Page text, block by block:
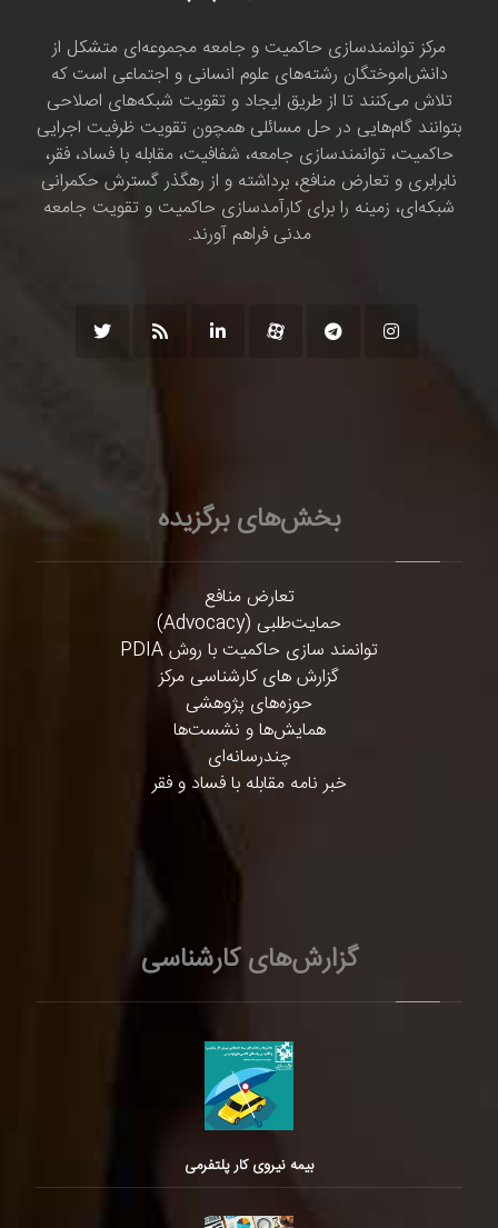
مرکز توانمندسازی حاکمیت و جامعه مجموعه‌ای متشکل از
دانش‌اموختگان رشته‌های علوم انسانی و اجتماعی است که
تلاش می‌کنند تا از طریق ایجاد و تقویت شبکه‌های اصلاحی
بتوانند گام‌هایی در حل مسائلی همچون تقویت ظرفیت اجرایی
حاکمیت، توانمندسازی جامعه، شفافیت، مقابله با فساد، فقر،
نابرابری و تعارض منافع، برداشته و از رهگذر گسترش حکمرانی
شبکه‌ای، زمینه را برای کارآمدسازی حاکمیت و تقویت جامعه
مدنی فراهم آورند.
بخش‌های برگزیده
تعارض منافع
حمایت‌طلبی (Advocacy)
توانمند سازی حاکمیت با روش PDIA
گزارش های کارشناسی مرکز
حوزه‌های پژوهشی
همایش‌ها و نشست‌ها
چندرسانه‌ای
خبر نامه مقابله با فساد و فقر
گزارش‌های کارشناسی
بیمه نیروی کار پلتفرمی